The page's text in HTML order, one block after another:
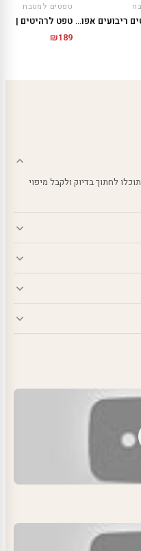
טפט לרהיטים ריבועים אפורים
טפטים למטבח
₪189
כך תוכלו לחתוך בדיוק ולקבל מיפוי